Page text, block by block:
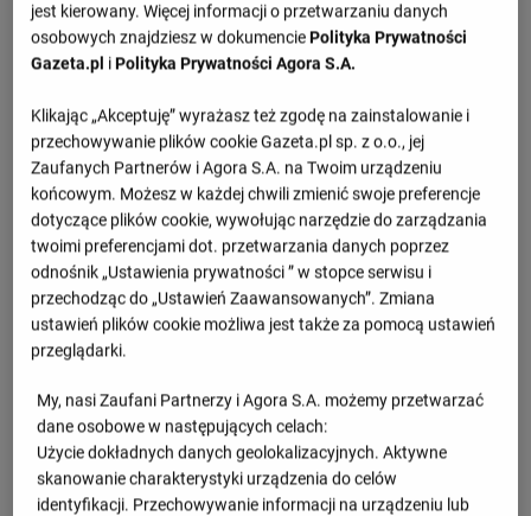
Przegląd
1.set -25 : 22
2.set -25 : 14
3.set -27 : 25
Informacje o meczu
ME, Faza finałowa
Poniedziałek 11.09.2023, godzina 18:00
Wiadomości
Złe wieści dla kadry siatkarek. Polska
gwiazda wypadła z ME
jest kierowany. Więcej informacji o przetwarzaniu danych
osobowych znajdziesz w dokumenciePolityka Prywatności
Gazeta.pl iPolityka Prywatności Agora S.A.
Klikając „Akceptuję” wyrażasz też zgodę na zainstalowanie i
przechowywanie plików cookie Gazeta.pl sp. z o.o., jej
Zaufanych Partnerów i Agora S.A. na Twoim urządzeniu
końcowym. Możesz w każdej chwili zmienić swoje preferencje
dotyczące plików cookie, wywołując narzędzie do zarządzania
twoimi preferencjami dot. przetwarzania danych poprzez
odnośnik „Ustawienia prywatności ” w stopce serwisu i
przechodząc do „Ustawień Zaawansowanych”. Zmiana
ustawień plików cookie możliwa jest także za pomocą ustawień
przeglądarki.
My, nasi Zaufani Partnerzy i Agora S.A. możemy przetwarzać
dane osobowe w następujących celach:
Użycie dokładnych danych geolokalizacyjnych. Aktywne
skanowanie charakterystyki urządzenia do celów
identyfikacji. Przechowywanie informacji na urządzeniu lub